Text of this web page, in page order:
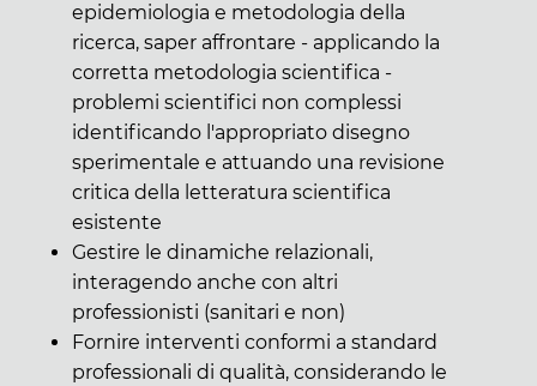
epidemiologia e metodologia della
ricerca, saper affrontare - applicando la
corretta metodologia scientifica -
problemi scientifici non complessi
identificando l'appropriato disegno
sperimentale e attuando una revisione
critica della letteratura scientifica
esistente
Gestire le dinamiche relazionali,
interagendo anche con altri
professionisti (sanitari e non)
Fornire interventi conformi a standard
professionali di qualità, considerando le